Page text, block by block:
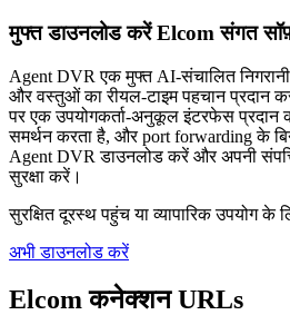
मुफ्त डाउनलोड करें Elcom संगत
Agent DVR एक मुफ्त AI-संचालित निगरानी
और वस्तुओं का रीयल-टाइम पहचान प्रदान
पर एक उपयोगकर्ता-अनुकूल इंटरफेस प्रदान
समर्थन करता है, और port forwarding के
Agent DVR डाउनलोड करें और अपनी
सुरक्षा करें।
सुरक्षित दूरस्थ पहुंच या व्यापारिक उपयोग के
अभी डाउनलोड करें
Elcom कनेक्शन URLs